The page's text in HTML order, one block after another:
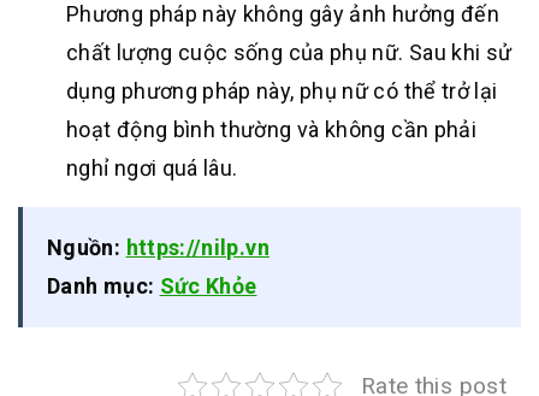
Phương pháp này không gây ảnh hưởng đến
chất lượng cuộc sống của phụ nữ. Sau khi sử
dụng phương pháp này, phụ nữ có thể trở lại
hoạt động bình thường và không cần phải
nghỉ ngơi quá lâu.
Nguồn: https://nilp.vn
Danh mục: Sức Khỏe
Rate this post